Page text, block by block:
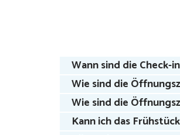
Wann sind die Check-
Wie sind die
Wie sind die
Kann ich das